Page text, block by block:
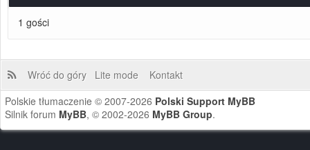
1 gości
Wróć do góry Lite mode
Kontakt
Polskie tłumaczenie © 2007-2026 Polski Support MyBB
Silnik forum MyBB, © 2002-2026 MyBB Group.